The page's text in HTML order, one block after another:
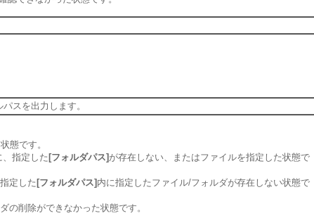
スを出力します。
態です。
指定した [フォルダパス] が存在しない、またはファイルを指定した状態で
定した [フォルダパス] 内に指定したファイル/フォルダが存在しない状態で
の削除ができなかった状態です。